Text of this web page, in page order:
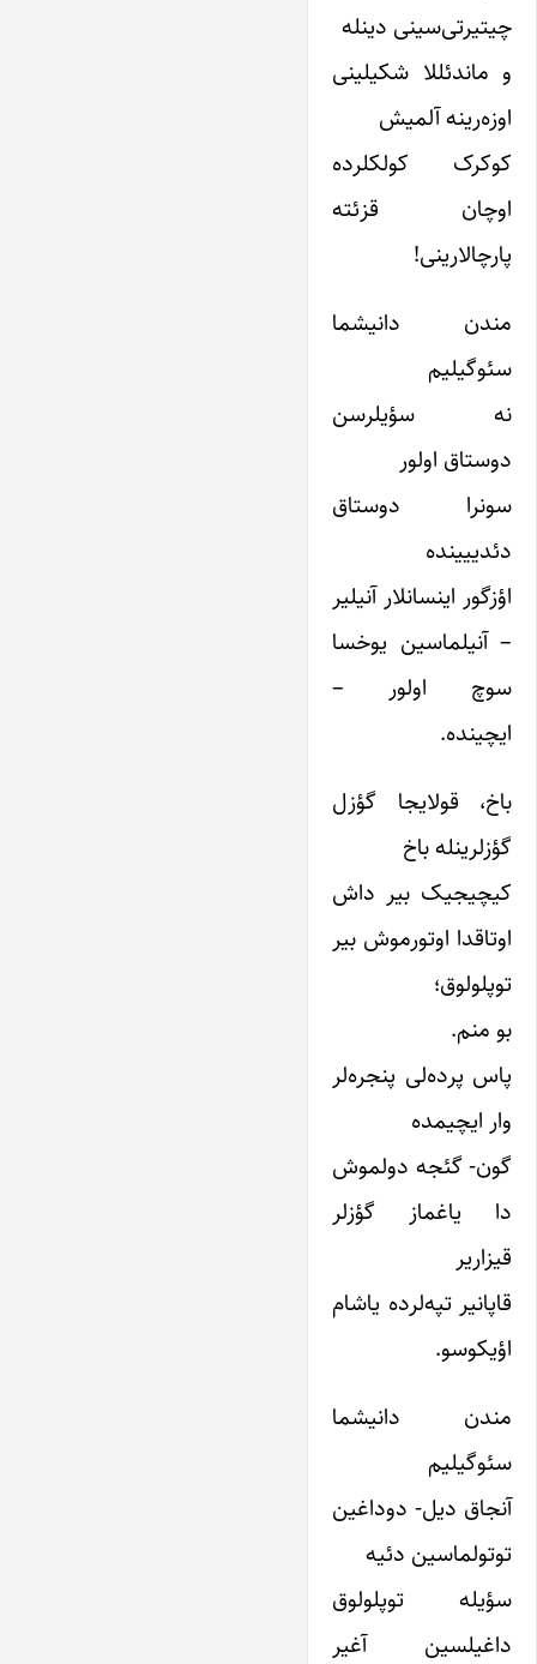
چیتیرتی‌سینی دینله
و ماندئللا شکیلینی
اوزه‌رینه آلمیش
کوکرک کولکلرده
اوچان قزئته
پارچا‌لارینی!
مندن دانیشما
سئوگیلیم
نه سؤیلرسن
دوستاق اولور
سونرا دوستاق
دئدییینده
اؤزگور اینسانلار آنیلیر
– آنیلماسین یوخسا
سوچ اولور –
ایچینده.
باخ، قولایجا گؤزل
گؤزلرینله باخ
کیچیجیک بیر داش
اوتاقدا اوتورموش بیر
توپلولوق؛
بو منم.
پاس پرده‌لی پنجره‌لر
وار ایچیمده
گون- گئجه دولموش
دا یاغماز گؤزلر
قیزاریر
قاپانیر تپه‌لرده یاشام
اؤیکوسو.
مندن دانیشما
سئوگیلیم
آنجاق دیل- دوداغین
توتولماسین دئیه
سؤیله توپلولوق
داغیلسین آغیر